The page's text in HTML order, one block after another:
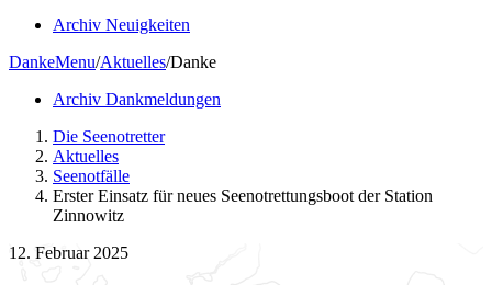
Archiv Neuigkeiten
DankeMenu/Aktuelles/Danke
Archiv Dankmeldungen
Die Seenotretter
Aktuelles
Seenotfälle
Erster Einsatz für neues Seenotrettungsboot der Station
Zinnowitz
12. Februar 2025